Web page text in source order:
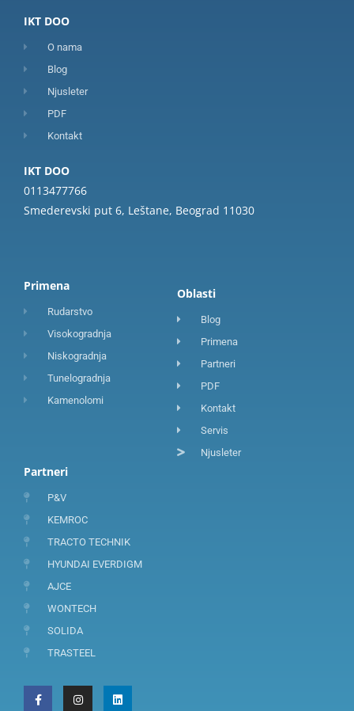
IKT DOO
O nama
Blog
Njusleter
PDF
Kontakt
IKT DOO
0113477766
Smederevski put 6, Leštane, Beograd 11030
Primena
Rudarstvo
Visokogradnja
Niskogradnja
Tunelogradnja
Kamenolomi
Oblasti
Blog
Primena
Partneri
PDF
Kontakt
Servis
Njusleter
Partneri
P&V
KEMROC
TRACTO TECHNIK
HYUNDAI EVERDIGM
AJCE
WONTECH
SOLIDA
TRASTEEL
c
e
s
t
n
k